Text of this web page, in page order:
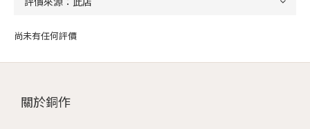
尚未有任何評價
關於銅作